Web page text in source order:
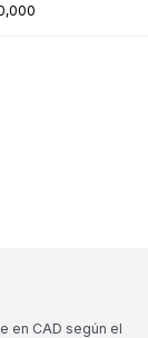
en CAD según el